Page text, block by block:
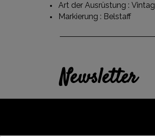
Art der Ausrüstung :
Markierung : Belstaff
Newsletter